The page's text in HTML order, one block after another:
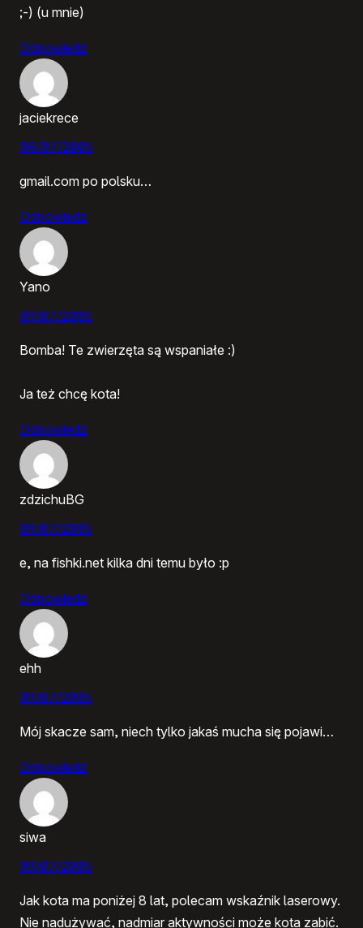
;-) (u mnie)
Odpowiedz
jaciekrece
08/07/2005
gmail.com po polsku…
Odpowiedz
Yano
09/07/2005
Bomba! Te zwierzęta są wspaniałe :)
Ja też chcę kota!
Odpowiedz
zdzichuBG
09/07/2005
e, na fishki.net kilka dni temu było :p
Odpowiedz
ehh
09/07/2005
Mój skacze sam, niech tylko jakaś mucha się pojawi…
Odpowiedz
siwa
09/07/2005
Jak kota ma poniżej 8 lat, polecam wskaźnik laserowy.
Nie nadużywać, nadmiar aktywności może kota zabić.